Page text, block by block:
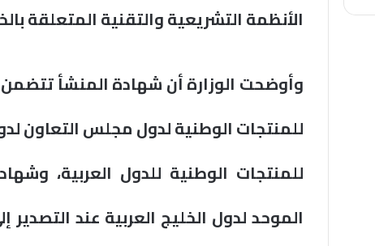
الأنظمة التشريعية والتقنية المتعلقة
وأوضحت الوزارة أن شهادة المنشأ
للمنتجات الوطنية لدول مجلس التعاون
للمنتجات الوطنية للدول العربية،
الموحد لدول الخليج العربية عند